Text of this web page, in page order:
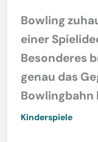
Bowling
einer
Besonderes
genau das
Kinderspiele